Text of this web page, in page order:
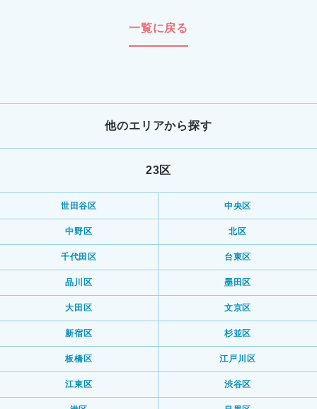
一覧に戻る
他のエリアから探す
23区
世田谷区 中央区
中野区 北区
千代田区 台東区
品川区 墨田区
大田区 文京区
新宿区 杉並区
板橋区 江戸川区
江東区 渋谷区